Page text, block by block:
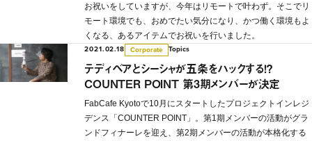
お祝いをしていますが、今年はリモートで叶わず。そこでリ
モート環境でも、おめでたい気分になり、かつ働く環境もよ
くなる、あるアイテムでお祝いを行いました。
2021.02.18 Corporate Topics
テディベアとシーシャが五条をハックする！？
COUNTER POINT 第3期メンバーが決定
FabCafe Kyotoで10月にスタートしたプロジェクトインレジ
デンス「COUNTER POINT」。第1期メンバーの活動がグラ
ンドフィナーレを迎え、第2期メンバーの活動が本格化する